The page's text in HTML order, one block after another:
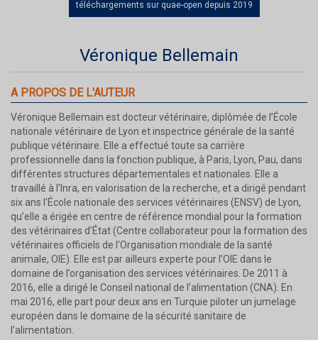
téléchargements sur quae-open depuis 2019
Véronique Bellemain
A PROPOS DE L'AUTEUR
Véronique Bellemain est docteur vétérinaire, diplômée de l’École
nationale vétérinaire de Lyon et inspectrice générale de la santé
publique vétérinaire. Elle a effectué toute sa carrière
professionnelle dans la fonction publique, à Paris, Lyon, Pau, dans
différentes structures départementales et nationales. Elle a
travaillé à l’Inra, en valorisation de la recherche, et a dirigé pendant
six ans l’École nationale des services vétérinaires (ENSV) de Lyon,
qu’elle a érigée en centre de référence mondial pour la formation
des vétérinaires d’État (Centre collaborateur pour la formation des
vétérinaires officiels de l’Organisation mondiale de la santé
animale, OIE). Elle est par ailleurs experte pour l’OIE dans le
domaine de l’organisation des services vétérinaires. De 2011 à
2016, elle a dirigé le Conseil national de l’alimentation (CNA). En
mai 2016, elle part pour deux ans en Turquie piloter un jumelage
européen dans le domaine de la sécurité sanitaire de
l’alimentation.